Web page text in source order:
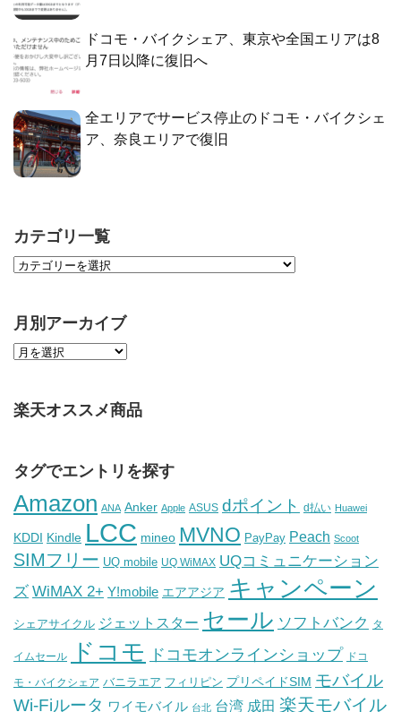
ドコモ・バイクシェア、東京や全国エリアは8
月7日以降に復旧へ
全エリアでサービス停止のドコモ・バイクシェ
ア、奈良エリアで復旧
カテゴリ一覧
月別アーカイブ
楽天オススメ商品
タグでエントリを探す
Amazon ANA Anker Apple ASUS dポイント d払い Huawei
KDDI Kindle LCC mineo MVNO PayPay Peach Scoot
SIMフリー UQ mobile UQ WiMAX UQコミュニケーション
ズ WiMAX 2+ Y!mobile エアアジア キャンペーン
シェアサイクル ジェットスター セール ソフトバンク タ
イムセール ドコモ ドコモオンラインショップ ドコ
モ・バイクシェア バニラエア フィリピン プリペイドSIM モバイル
Wi-Fiルータ ワイモバイル 台北 台湾 成田 楽天モバイル